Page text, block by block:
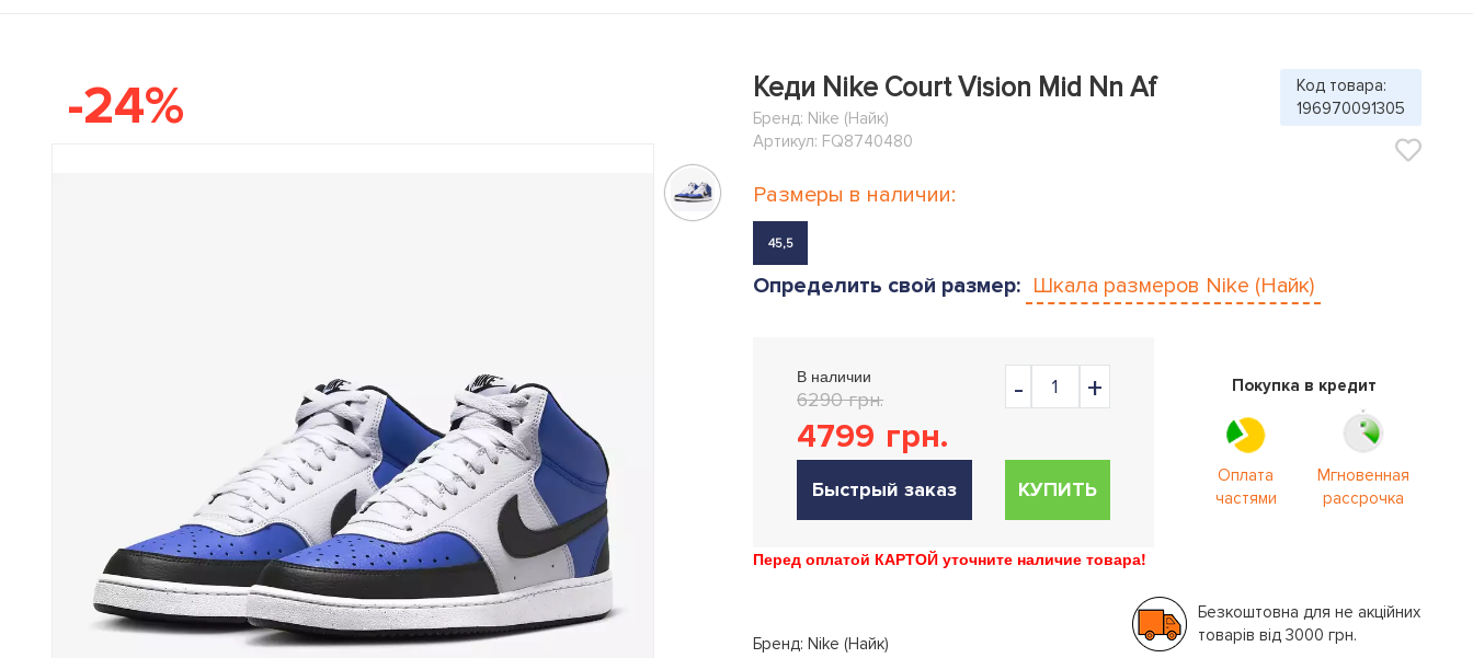
-24% Кеди Nike Court Vision Mid Nn Af
Бренд: Nike (Найк)
Артикул: FQ8740480
Код товара:
196970091305
Размеры в наличии:
45,5
Определить свой размер: Шкала размеров Nike (Найк)
В наличии
6290 грн.
4799 грн.
Быстрый заказ КУПИТЬ
Покупка в кредит
Оплата
частями
Мгновенная
рассрочка
Перед оплатой КАРТОЙ уточните наличие товара!
Бренд: Nike (Найк)
Безкоштовна для не акційних
товарів від 3000 грн.